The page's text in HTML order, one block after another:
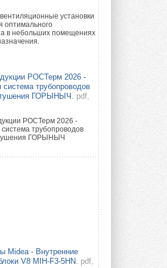
установки
оптимального
в небольших помещениях
РОСТерм 2026 -
трубопроводов
ГОРЫНЫЧ.
pdf,
РОСТерм 2026 -
трубопроводов
ГОРЫНЫЧ
Midea - Внутренние
V8 MIH-F3-5HN. pdf,